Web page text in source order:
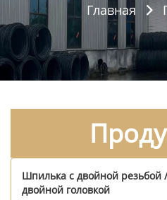
Главная 
Шпилька с двойной резьбой
двойной головкой